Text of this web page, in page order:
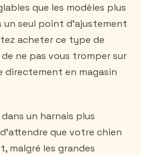
que les modèles plus
seul point d'ajustement
acheter ce type de
ne pas vous tromper sur
directement en magasin
un harnais plus
que votre chien
malgré les grandes